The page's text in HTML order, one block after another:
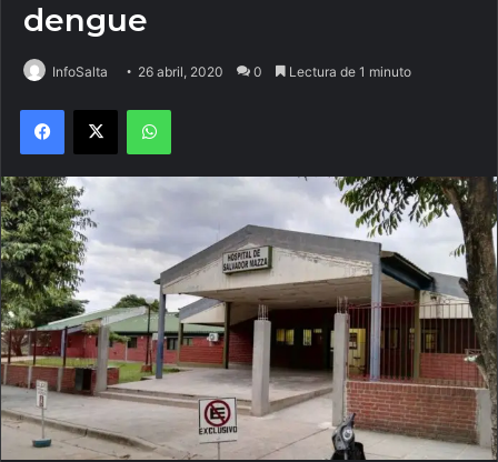
dengue
InfoSalta 26 abril, 2020 0 Lectura de 1 minuto
Facebook
X WhatsApp